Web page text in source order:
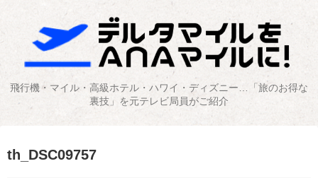
飛行機・マイル・高級ホテル・ハワイ・ディズニー…「旅のお得な
裏技」を元テレビ局員がご紹介
th_DSC09757